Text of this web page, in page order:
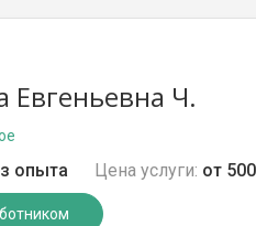
Евгеньевна Ч.
опыта Цена услуги: от